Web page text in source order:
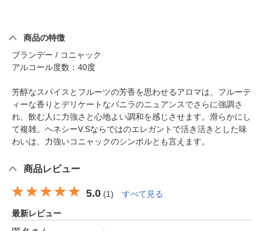
商品の特徴
ブランデー / コニャック
アルコール度数：40度
芳醇なスパイスとフルーツの芳香を思わせるアロマは、フルーテ
ィーな香りとデリケートなバニラのニュアンスでさらに強調さ
れ、飲む人に力強さと心地よい調和を感じさせます。滑らかにし
て複雑。ヘネシーV.Sならではのエレガントで活き活きとした味
わいは、力強いコニャックのシンボルとも言えます。
商品レビュー
5.0 (1) すべて見る
最新レビュー